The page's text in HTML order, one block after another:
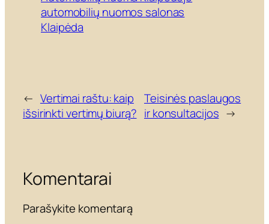
automobilių nuomos salonas
Klaipėda
← Vertimai raštu: kaip
išsirinkti vertimų biurą?
Teisinės paslaugos
ir konsultacijos →
Komentarai
Parašykite komentarą